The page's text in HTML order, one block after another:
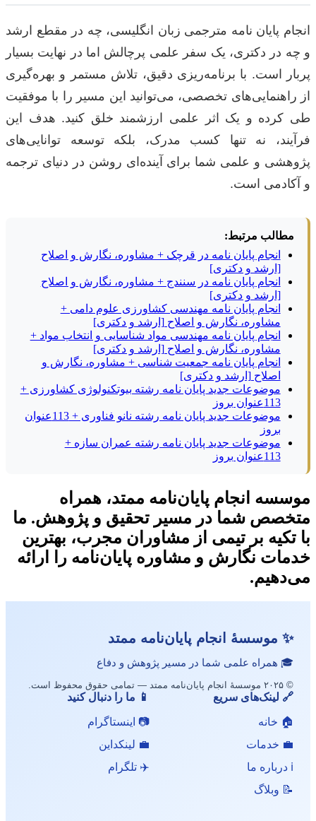
انجام پایان نامه مترجمی زبان انگلیسی، چه در مقطع ارشد
و چه در دکتری، یک سفر علمی پرچالش اما در نهایت بسیار
پربار است. با برنامه‌ریزی دقیق، تلاش مستمر و بهره‌گیری
از راهنمایی‌های تخصصی، می‌توانید این مسیر را با موفقیت
طی کرده و یک اثر علمی ارزشمند خلق کنید. هدف این
فرآیند، نه تنها کسب مدرک، بلکه توسعه توانایی‌های
پژوهشی و علمی شما برای آینده‌ای روشن در دنیای ترجمه
و آکادمی است.
مطالب مرتبط:
انجام پایان نامه در قرچک + مشاوره، نگارش و اصلاح
[ارشد و دکتری]
انجام پایان نامه در سنندج + مشاوره، نگارش و اصلاح
[ارشد و دکتری]
انجام پایان نامه مهندسی کشاورزی علوم دامی +
مشاوره، نگارش و اصلاح [ارشد و دکتری]
انجام پایان نامه مهندسی مواد شناسایی و انتخاب مواد +
مشاوره، نگارش و اصلاح [ارشد و دکتری]
انجام پایان نامه جمعیت شناسی + مشاوره، نگارش و
اصلاح [ارشد و دکتری]
موضوعات جدید پایان نامه رشته بیوتکنولوژی کشاورزی +
113عنوان بروز
موضوعات جدید پایان نامه رشته نانو فناوری + 113عنوان
بروز
موضوعات جدید پایان نامه رشته عمران سازه +
113عنوان بروز
موسسه انجام پایان‌نامه ممتد، همراه
متخصص شما در مسیر تحقیق و پژوهش. ما
با تکیه بر تیمی از مشاوران مجرب، بهترین
خدمات نگارش و مشاوره پایان‌نامه را ارائه
می‌دهیم.
✨ موسسهٔ انجام پایان‌نامه ممتد
🎓 همراه علمی شما در مسیر پژوهش و دفاع
© ۲۰۲۵ موسسهٔ انجام پایان‌نامه ممتد — تمامی حقوق محفوظ است.
🔗 لینک‌های سریع
🏠 خانه
💼 خدمات
ℹ️ درباره ما
📝 وبلاگ
📱 ما را دنبال کنید
📷 اینستاگرام
💼 لینکداین
✈️ تلگرام